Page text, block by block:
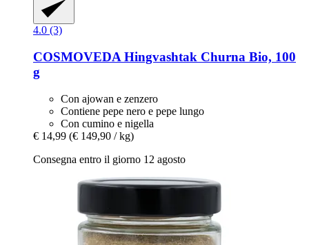
4.0 (3)
COSMOVEDA Hingvashtak Churna Bio, 100
g
Con ajowan e zenzero
Contiene pepe nero e pepe lungo
Con cumino e nigella
€ 14,99 (€ 149,90 / kg)
Consegna entro il giorno 12 agosto